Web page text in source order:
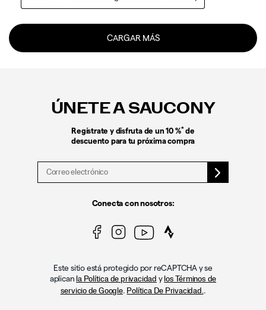
ÚNETE A SAUCONY
Regístrate y disfruta de un 10 %* de
descuento para tu próxima compra
Conecta con nosotros:
Este sitio está protegido por reCAPTCHA y se
aplican la Política de privacidad y los Términos de
servicio de Google. Política De Privacidad..